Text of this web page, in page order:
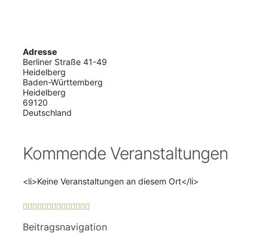
Adresse
Berliner Straße 41-49
Heidelberg
Baden-Württemberg
Heidelberg
69120
Deutschland
Kommende Veranstaltungen
<li>Keine Veranstaltungen an diesem Ort</li>
Beitragsnavigation